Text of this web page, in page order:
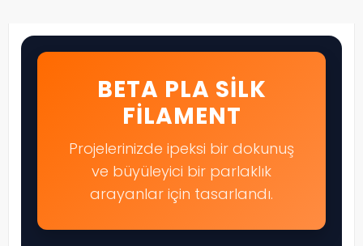
BETA PLA SILK
FILAMENT
Projelerinizde ipeksi bir dokunuş
ve büyüleyici bir parlaklık
arayanlar için tasarlandı.